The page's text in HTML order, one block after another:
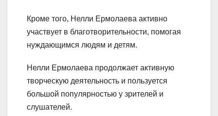
Кроме того, Нелли Ермолаева активно
участвует в благотворительности, помогая
нуждающимся людям и детям.
Нелли Ермолаева продолжает активную
творческую деятельность и пользуется
большой популярностью у зрителей и
слушателей.